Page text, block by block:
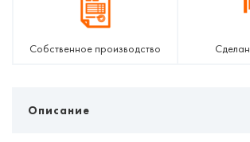
Собственное производство
Описание